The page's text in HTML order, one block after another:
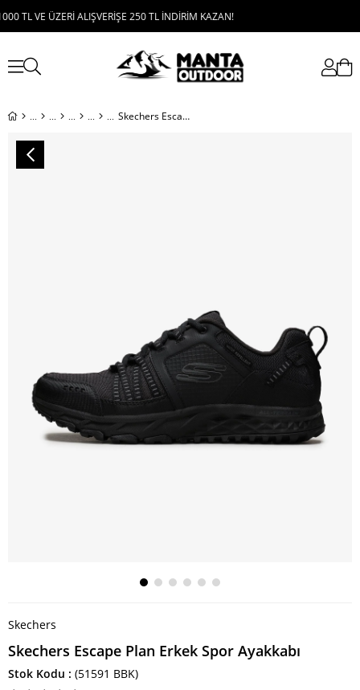
ÜZERİ ALIŞVERİŞE 250 TL İNDİRİM KAZAN!
Skechers Escape Plan Erkek Spor Ayakkabı
Skechers
Skechers Escape Plan Erkek Spor Ayakkabı
Stok Kodu (51591 BBK)